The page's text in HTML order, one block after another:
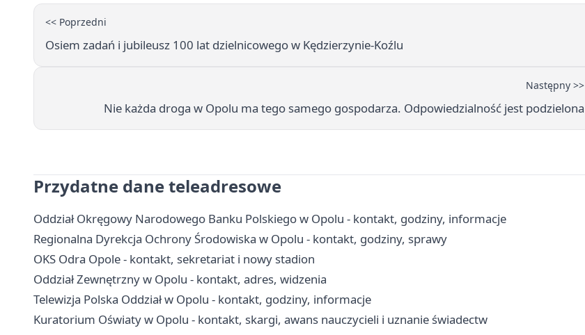
<< Poprzedni
Osiem zadań i jubileusz 100 lat dzielnicowego w Kędzierzynie-Koźlu
Następny >>
Nie każda droga w Opolu ma tego samego gospodarza. Odpowiedzialność jest podzielona
Przydatne dane teleadresowe
Oddział Okręgowy Narodowego Banku Polskiego w Opolu - kontakt, godziny, informacje
Regionalna Dyrekcja Ochrony Środowiska w Opolu - kontakt, godziny, sprawy
OKS Odra Opole - kontakt, sekretariat i nowy stadion
Oddział Zewnętrzny w Opolu - kontakt, adres, widzenia
Telewizja Polska Oddział w Opolu - kontakt, godziny, informacje
Kuratorium Oświaty w Opolu - kontakt, skargi, awans nauczycieli i uznanie świadectw